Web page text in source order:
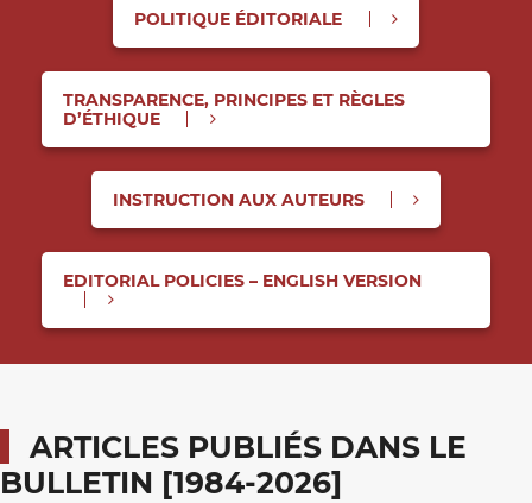
POLITIQUE ÉDITORIALE
TRANSPARENCE, PRINCIPES ET RÈGLES
D’ÉTHIQUE
INSTRUCTION AUX AUTEURS
EDITORIAL POLICIES – ENGLISH VERSION
ARTICLES PUBLIÉS DANS LE
BULLETIN [1984-2026]